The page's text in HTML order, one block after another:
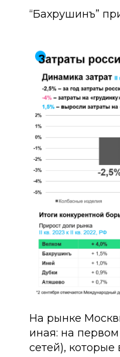
“Бахрушинъ”
На рынке
иная: на
сетей),